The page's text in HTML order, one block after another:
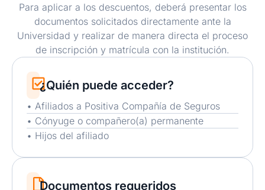
Para aplicar a los descuentos, deberá presentar los
documentos solicitados directamente ante la
Universidad y realizar de manera directa el proceso
de inscripción y matrícula con la institución.
¿Quién puede acceder?
• Afiliados a Positiva Compañía de Seguros
• Cónyuge o compañero(a) permanente
• Hijos del afiliado
Documentos requeridos